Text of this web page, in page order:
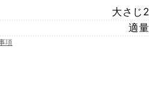
大さじ2
適量
項